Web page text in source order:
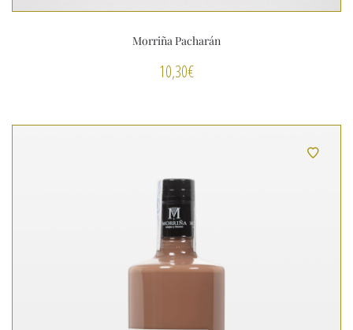
Morriña Pacharán
10,30€